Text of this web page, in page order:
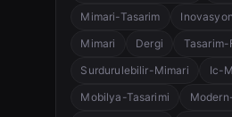
Mimari-Tasarim
Inovasyon
Mimari
Dergi
Tasarim-
Surdurulebilir-Mimari
Ic-
Mobilya-Tasarimi